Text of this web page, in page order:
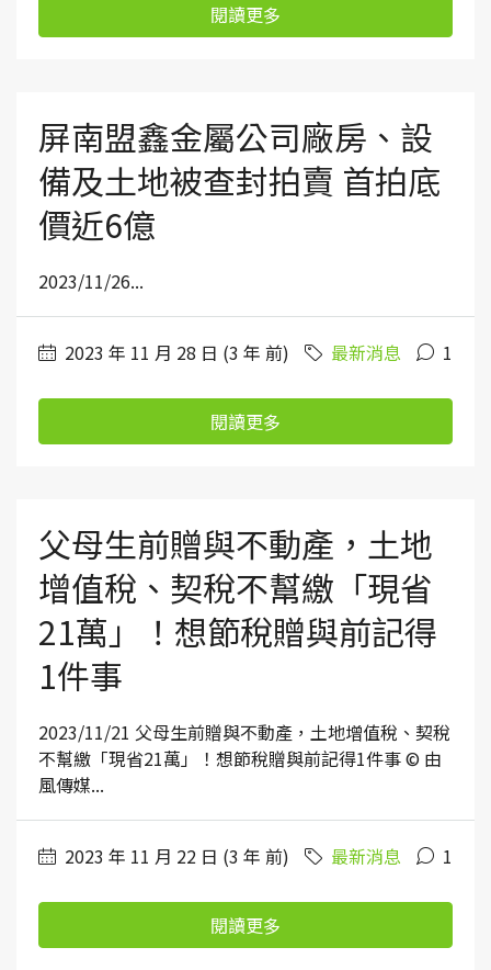
閱讀更多
屏南盟鑫金屬公司廠房、設
備及土地被查封拍賣 首拍底
價近6億
2023/11/26...
2023 年 11 月 28 日 (3 年 前) 最新消息 1
閱讀更多
父母生前贈與不動產，土地
增值稅、契稅不幫繳「現省
21萬」！想節稅贈與前記得
1件事
2023/11/21 父母生前贈與不動產，土地增值稅、契稅
不幫繳「現省21萬」！想節稅贈與前記得1件事 © 由
風傳媒...
2023 年 11 月 22 日 (3 年 前) 最新消息 1
閱讀更多